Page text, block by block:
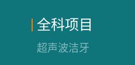
全科项目
超声波洁牙